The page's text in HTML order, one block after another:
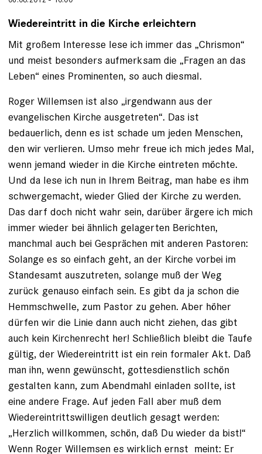
Wiedereintritt in die Kirche erleichtern
Mit großem Interesse lese ich immer das „Chrismon“
und meist besonders aufmerksam die „Fragen an das
Leben“ eines Prominenten, so auch diesmal.
Roger Willemsen ist also „irgendwann aus der
evangelischen Kirche ausgetreten“. Das ist
bedauerlich, denn es ist schade um jeden Menschen,
den wir verlieren. Umso mehr freue ich mich jedes Mal,
wenn jemand wieder in die Kirche eintreten möchte.
Und da lese ich nun in Ihrem Beitrag, man habe es ihm
schwergemacht, wieder Glied der Kirche zu werden.
Das darf doch nicht wahr sein, darüber ärgere ich mich
immer wieder bei ähnlich gelagerten Berichten,
manchmal auch bei Gesprächen mit anderen Pastoren:
Solange es so einfach geht, an der Kirche vorbei im
Standesamt auszutreten, solange muß der Weg
zurück genauso einfach sein. Es gibt da ja schon die
Hemmschwelle, zum Pastor zu gehen. Aber höher
dürfen wir die Linie dann auch nicht ziehen, das gibt
auch kein Kirchenrecht her! Schließlich bleibt die Taufe
gültig, der Wiedereintritt ist ein rein formaler Akt. Daß
man ihn, wenn gewünscht, gottesdienstlich schön
gestalten kann, zum Abendmahl einladen sollte, ist
eine andere Frage. Auf jeden Fall aber muß dem
Wiedereintrittswilligen deutlich gesagt werden:
„Herzlich willkommen, schön, daß Du wieder da bist!“
Wenn Roger Willemsen es wirklich ernst meint: Er